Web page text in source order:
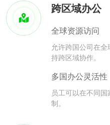
跨区域办公
全球资源访问
允许跨国公司在
持跨区域协作。
多国办公灵活性
员工可以在不同
制。